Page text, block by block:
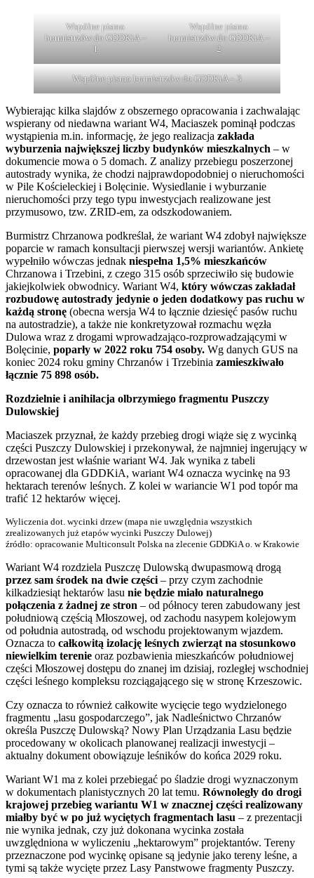
Wspólne pismo
burmistrzów do GDDKiA –
1
Wspólne pismo
burmistrzów do GDDKiA –
2
Wspólne pismo burmistrzów do GDDKiA – 3
Wybierając kilka slajdów z obszernego opracowania i zachwalając
wspierany od niedawna wariant W4, Maciaszek pominął podczas
wystąpienia m.in. informację, że jego realizacja zakłada
wyburzenia największej liczby budynków mieszkalnych – w
dokumencie mowa o 5 domach. Z analizy przebiegu poszerzonej
autostrady wynika, że chodzi najprawdopodobniej o nieruchomości
w Pile Kościeleckiej i Bolęcinie. Wysiedlanie i wyburzanie
nieruchomości przy tego typu inwestycjach realizowane jest
przymusowo, tzw. ZRID-em, za odszkodowaniem.
Burmistrz Chrzanowa podkreślał, że wariant W4 zdobył największe
poparcie w ramach konsultacji pierwszej wersji wariantów. Ankietę
wypełniło wówczas jednak niespełna 1,5% mieszkańców
Chrzanowa i Trzebini, z czego 315 osób sprzeciwiło się budowie
jakiejkolwiek obwodnicy. Wariant W4, który wówczas zakładał
rozbudowę autostrady jedynie o jeden dodatkowy pas ruchu w
każdą stronę (obecna wersja W4 to łącznie dziesięć pasów ruchu
na autostradzie), a także nie konkretyzował rozmachu węzła
Dulowa wraz z drogami wprowadzająco-rozprowadzającymi w
Bolęcinie, poparły w 2022 roku 754 osoby. Wg danych GUS na
koniec 2024 roku gminy Chrzanów i Trzebinia zamieszkiwało
łącznie 75 898 osób.
Rozdzielnie i anihilacja olbrzymiego fragmentu Puszczy
Dulowskiej
Maciaszek przyznał, że każdy przebieg drogi wiąże się z wycinką
części Puszczy Dulowskiej i przekonywał, że najmniej ingerujący w
drzewostan jest właśnie wariant W4. Jak wynika z tabeli
opracowanej dla GDDKiA, wariant W4 oznacza wycinkę na 93
hektarach terenów leśnych. Z kolei w wariancie W1 pod topór ma
trafić 12 hektarów więcej.
Wyliczenia dot. wycinki drzew (mapa nie uwzględnia wszystkich
zrealizowanych już etapów wycinki Puszczy Dulowej)
źródło: opracowanie Multiconsult Polska na zlecenie GDDKiA o. w Krakowie
Wariant W4 rozdziela Puszczę Dulowską dwupasmową drogą
przez sam środek na dwie części – przy czym zachodnie
kilkadziesiąt hektarów lasu nie będzie miało naturalnego
połączenia z żadnej ze stron – od północy teren zabudowany jest
południową częścią Młoszowej, od zachodu nasypem kolejowym
od południa autostradą, od wschodu projektowanym wjazdem.
Oznacza to całkowitą izolację leśnych zwierząt na stosunkowo
niewielkim terenie oraz pozbawienia mieszkańców południowej
części Młoszowej dostępu do znanej im dzisiaj, rozległej wschodniej
części leśnego kompleksu rozciągającego się w stronę Krzeszowic.
Czy oznacza to również całkowite wycięcie tego wydzielonego
fragmentu „lasu gospodarczego”, jak Nadleśnictwo Chrzanów
określa Puszczę Dulowską? Nowy Plan Urządzania Lasu będzie
procedowany w okolicach planowanej realizacji inwestycji –
aktualny dokument obowiązuje leśników do końca 2029 roku.
Wariant W1 ma z kolei przebiegać po śladzie drogi wyznaczonym
w dokumentach planistycznych 20 lat temu. Równoległy do drogi
krajowej przebieg wariantu W1 w znacznej części realizowany
miałby być w po już wyciętych fragmentach lasu – z prezentacji
nie wynika jednak, czy już dokonana wycinka została
uwzględniona w wyliczeniu „hektarowym” projektantów. Tereny
przeznaczone pod wycinkę opisane są jedynie jako tereny leśne, a
tymi są także wycięte przez Lasy Panstwowe fragmenty Puszczy.